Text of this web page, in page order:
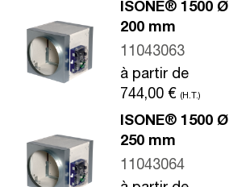
ISONE® 1500 Ø
200 mm
11043063
à partir de
744,00 € (H.T.)
ISONE® 1500 Ø
250 mm
11043064